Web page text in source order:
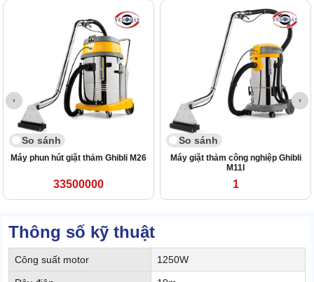
So sánh
Máy phun hút giặt thảm Ghibli M26
33500000
So sánh
Máy giặt thảm công nghiệp Ghibli
M11I
1
Thông số kỹ thuật
Công suất motor 1250W